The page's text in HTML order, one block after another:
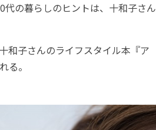
の暮らしのヒントは、十和子さん
和子さんのライフスタイル本『ア
る。